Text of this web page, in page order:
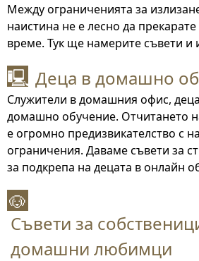
Между ограниченията за
наистина не е лесно да
време. Тук ще намерите съвети и
🖳 Деца в домашно
Служители в домашния офис,
домашно обучение. Отчитането
е огромно предизвикателство с
ограничения. Даваме съвети за
за подкрепа на децата в онлайн
🐶
Съвети за
домашни любимци